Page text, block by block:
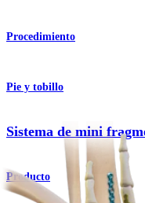
Procedimiento
Pie y tobillo
Sistema de mini
Producto